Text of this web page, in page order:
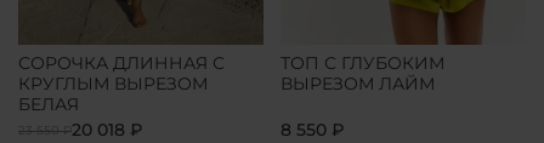
СОРОЧКА ДЛИННАЯ С
КРУГЛЫМ ВЫРЕЗОМ
БЕЛАЯ
23 550 ₽20 018 ₽
ТОП С ГЛУБОКИМ
ВЫРЕЗОМ ЛАЙМ
8 550 ₽